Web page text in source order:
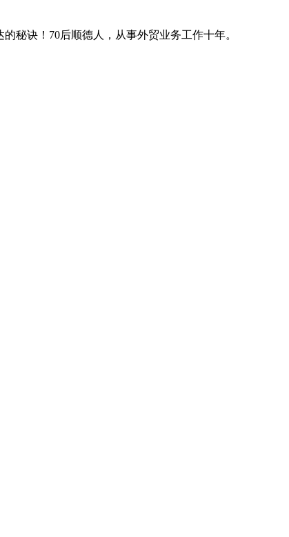
秘诀！70后顺德人，从事外贸业务工作十年。